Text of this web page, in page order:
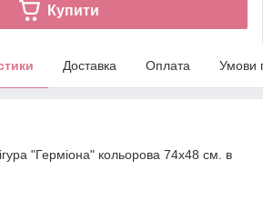
Купити
Доставка Оплата Умови
"Герміона" кольорова 74х48 см. в